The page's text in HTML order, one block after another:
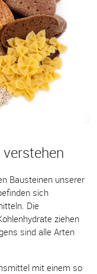
Bausteinen unserer
sich
Die
ziehen
sind alle Arten
mit einem so